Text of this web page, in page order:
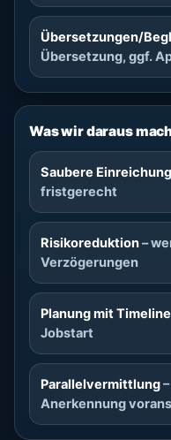
Übersetzungen/
Übersetzung, ggf.
Was wir daraus
Saubere Einreichung
fristgerecht
Risikoreduktion–
Verzögerungen
Planung mit Timeline
Jobstart
Parallelvermittlung
Anerkennung